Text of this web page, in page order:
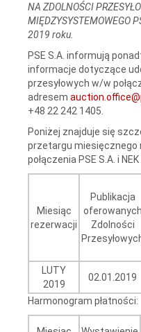
NA ZDOLNOŚCI
MIĘDZYSYSTEMOWEGO
2019 roku.
PSE S.A. informują
informacje dotyczące
przesyłowych w/w
adresem
+48 22 242 1405.
Poniżej znajduje się
przetargu miesięcznego
połączenia PSE S.A. i
Miesiąc
rezerwacji
Publikacja
oferowanych
Zdolności
LUTY
2019
02.01.2019
Harmonogram płatności: